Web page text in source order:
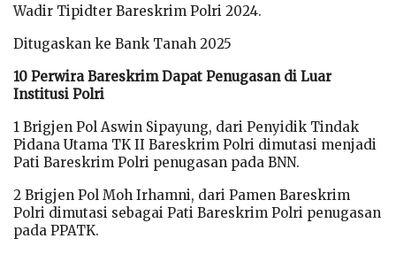
Wadir Tipidter Bareskrim Polri 2024.
Ditugaskan ke Bank Tanah 2025
10 Perwira Bareskrim Dapat Penugasan di Luar
Institusi Polri
1 Brigjen Pol Aswin Sipayung, dari Penyidik Tindak
Pidana Utama TK II Bareskrim Polri dimutasi menjadi
Pati Bareskrim Polri penugasan pada BNN.
2 Brigjen Pol Moh Irhamni, dari Pamen Bareskrim
Polri dimutasi sebagai Pati Bareskrim Polri penugasan
pada PPATK.